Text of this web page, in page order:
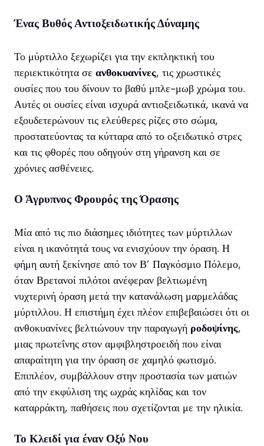
Ένας Βυθός Αντιοξειδωτικής Δύναμης
Το μύρτιλλο ξεχωρίζει για την εκπληκτική του
περιεκτικότητα σε ανθοκυανίνες, τις χρωστικές
ουσίες που του δίνουν το βαθύ μπλε-μωβ χρώμα του.
Αυτές οι ουσίες είναι ισχυρά αντιοξειδωτικά, ικανά να
εξουδετερώνουν τις ελεύθερες ρίζες στο σώμα,
προστατεύοντας τα κύτταρα από το οξειδωτικό στρες
και τις φθορές που οδηγούν στη γήρανση και σε
χρόνιες ασθένειες.
Ο Άγρυπνος Φρουρός της Όρασης
Μία από τις πιο διάσημες ιδιότητες των μύρτιλλων
είναι η ικανότητά τους να ενισχύουν την όραση. Η
φήμη αυτή ξεκίνησε από τον Β’ Παγκόσμιο Πόλεμο,
όταν Βρετανοί πιλότοι ανέφεραν βελτιωμένη
νυχτερινή όραση μετά την κατανάλωση μαρμελάδας
μύρτιλλου. Η επιστήμη έχει πλέον επιβεβαιώσει ότι οι
ανθοκυανίνες βελτιώνουν την παραγωγή ροδοψίνης,
μιας πρωτεΐνης στον αμφιβληστροειδή που είναι
απαραίτητη για την όραση σε χαμηλό φωτισμό.
Επιπλέον, συμβάλλουν στην προστασία των ματιών
από την εκφύλιση της ωχράς κηλίδας και τον
καταρράκτη, παθήσεις που σχετίζονται με την ηλικία.
Το Κλειδί για έναν Οξύ Νου